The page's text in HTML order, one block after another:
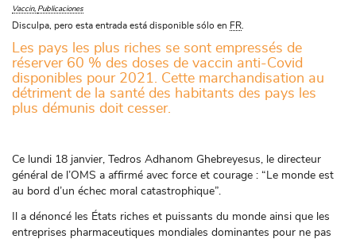
Vaccin Publicaciones
Disculpa, pero esta entrada está disponible sólo en FR
Les pays les plus riches se sont empressés de
réserver 60 % des doses de vaccin anti-Covid
disponibles pour 2021. Cette marchandisation au
détriment de la santé des habitants des pays les
plus démunis doit cesser.
Ce lundi 18 janvier, Tedros Adhanom Ghebreyesus, le directeur
général de l’OMS a affirmé avec force et courage : “Le monde est
au bord d’un échec moral catastrophique”.
Il a dénoncé les États riches et puissants du monde ainsi que les
entreprises pharmaceutiques mondiales dominantes pour ne pas